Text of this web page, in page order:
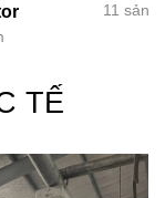
11 sản
TẾ